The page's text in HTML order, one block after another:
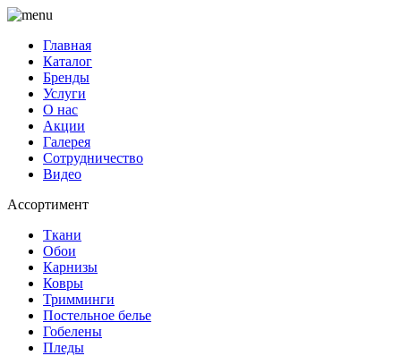
Главная
Каталог
Бренды
Услуги
О нас
Акции
Галерея
Сотрудничество
Видео
Ассортимент
Ткани
Обои
Карнизы
Ковры
Тримминги
Постельное белье
Гобелены
Пледы